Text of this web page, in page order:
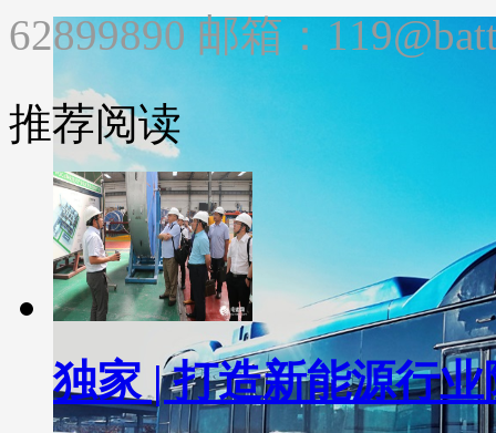
62899890 邮箱：
推荐阅读
独家 | 打造新能源行